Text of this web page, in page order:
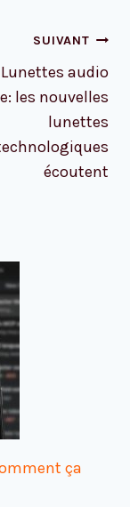
SUIVANT
Lunettes audio
les nouvelles
lunettes
écoutent
ça